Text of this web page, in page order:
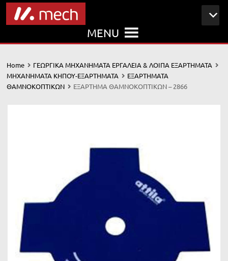
MENU
Home
ΓΕΩΡΓΙΚΑ ΜΗΧΑΝΗΜΑΤΑ ΕΡΓΑΛΕΙΑ & ΛΟΙΠΑ ΕΞΑΡΤΗΜΑΤΑ
ΜΗΧΑΝΗΜΑΤΑ ΚΗΠΟΥ-ΕΞΑΡΤΗΜΑΤΑ
ΕΞΑΡΤΗΜΑΤΑ
ΘΑΜΝΟΚΟΠΤΙΚΩΝ
ΕΞΑΡΤΗΜΑ ΘΑΜΝΟΚΟΠΤΙΚΩΝ – 2866